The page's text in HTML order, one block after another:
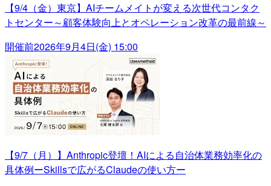
【9/4（金）東京】AIチームメイトが変える次世代コンタク
トセンター～顧客体験向上とオペレーション改革の最前線～
開催前2026年9月4日(金) 15:00
【9/7（月）】Anthropic登壇！AIによる自治体業務効率化の
具体例ーSkillsで広がるClaudeの使い方ー